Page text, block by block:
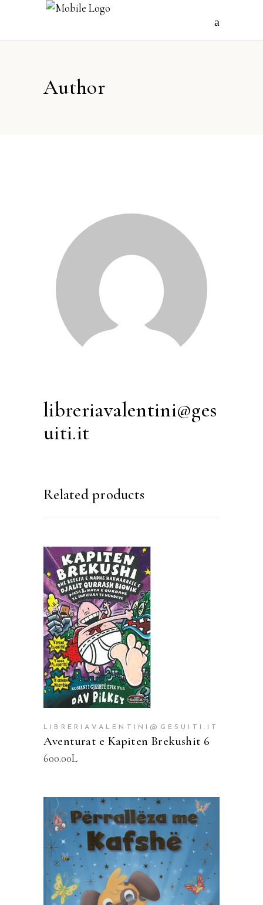
Author
libreriavalentini@ges
uiti.it
Related products
SHTOJE NË SHPORTË
LIBRERIAVALENTINI@GESUITI.IT
Aventurat e Kapiten Brekushit 6
600.00L
SHTOJE NË SHPORTË